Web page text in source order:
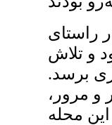
راستای
و تلاش
برسد.
و مرور،
محله